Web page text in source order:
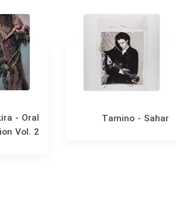
Tamino - Sahar
- Oral
Vol. 2